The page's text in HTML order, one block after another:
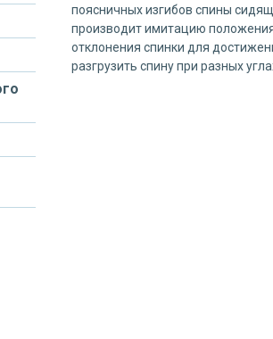
поясничных изгибов спины
производит имитацию
отклонения спинки для
разгрузить спину при разных